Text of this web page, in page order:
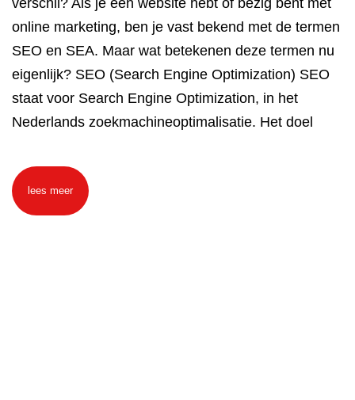
verschil? Als je een website hebt of bezig bent met
online marketing, ben je vast bekend met de termen
SEO en SEA. Maar wat betekenen deze termen nu
eigenlijk? SEO (Search Engine Optimization) SEO
staat voor Search Engine Optimization, in het
Nederlands zoekmachineoptimalisatie. Het doel
lees meer